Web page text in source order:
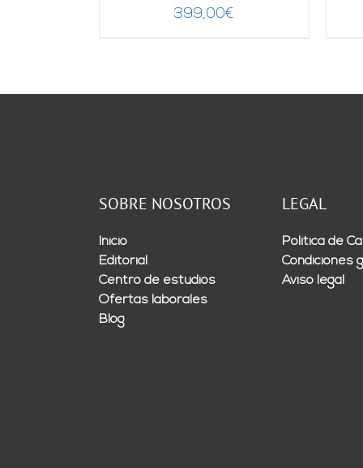
399,00€
SOBRE NOSOTROS
Inicio
Editorial
Centro de estudios
Ofertas laborales
Blog
LEGAL
Política de
Condiciones
Aviso legal